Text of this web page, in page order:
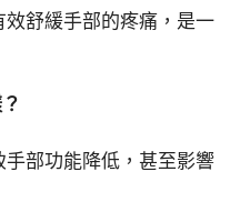
舒緩手部的疼痛，是一
部功能降低，甚至影響